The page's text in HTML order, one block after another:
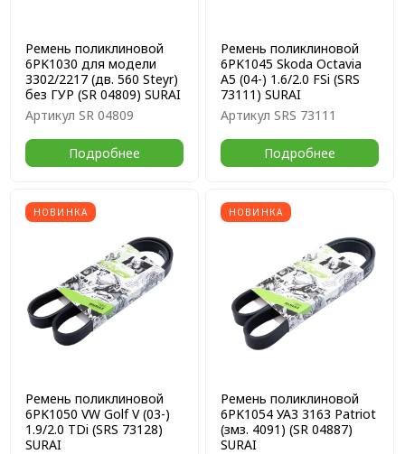
Ремень поликлиновой
6PK1030 для модели
3302/2217 (дв. 560 Steyr)
без ГУР (SR 04809) SURAI
Артикул SR 04809
Подробнее
Ремень поликлиновой
6PK1045 Skoda Octavia
A5 (04-) 1.6/2.0 FSi (SRS
73111) SURAI
Артикул SRS 73111
Подробнее
НОВИНКА
Ремень поликлиновой
6PK1050 VW Golf V (03-)
1.9/2.0 TDi (SRS 73128)
SURAI
НОВИНКА
Ремень поликлиновой
6PK1054 УАЗ 3163 Patriot
(змз. 4091) (SR 04887)
SURAI